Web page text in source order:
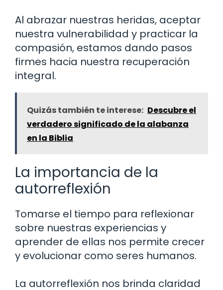
Al abrazar nuestras heridas, aceptar
nuestra vulnerabilidad y practicar la
compasión, estamos dando pasos
firmes hacia nuestra recuperación
integral.
Quizás también te interese: Descubre el
verdadero significado de la alabanza
en la Biblia
La importancia de la
autorreflexión
Tomarse el tiempo para reflexionar
sobre nuestras experiencias y
aprender de ellas nos permite crecer
y evolucionar como seres humanos.
La autorreflexión nos brinda claridad